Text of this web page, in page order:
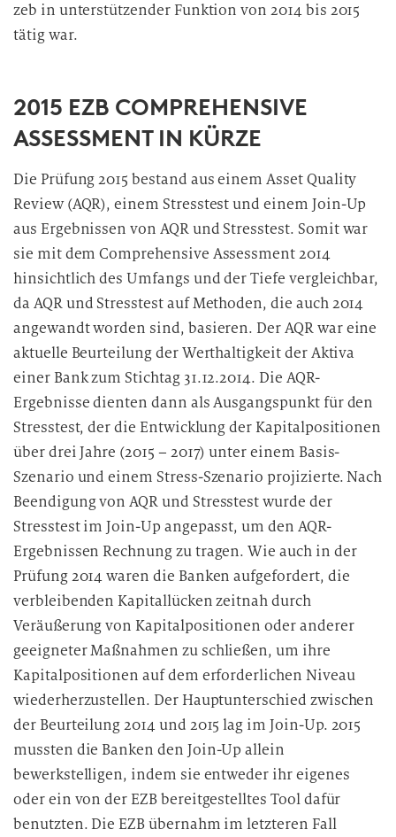
zeb in unterstützender Funktion von 2014 bis 2015
tätig war.
2015 EZB COMPREHENSIVE
ASSESSMENT IN KÜRZE
Die Prüfung 2015 bestand aus einem Asset Quality
Review (AQR), einem Stresstest und einem Join-Up
aus Ergebnissen von AQR und Stresstest. Somit war
sie mit dem Comprehensive Assessment 2014
hinsichtlich des Umfangs und der Tiefe vergleichbar,
da AQR und Stresstest auf Methoden, die auch 2014
angewandt worden sind, basieren. Der AQR war eine
aktuelle Beurteilung der Werthaltigkeit der Aktiva
einer Bank zum Stichtag 31.12.2014. Die AQR-
Ergebnisse dienten dann als Ausgangspunkt für den
Stresstest, der die Entwicklung der Kapitalpositionen
über drei Jahre (2015 – 2017) unter einem Basis-
Szenario und einem Stress-Szenario projizierte. Nach
Beendigung von AQR und Stresstest wurde der
Stresstest im Join-Up angepasst, um den AQR-
Ergebnissen Rechnung zu tragen. Wie auch in der
Prüfung 2014 waren die Banken aufgefordert, die
verbleibenden Kapitallücken zeitnah durch
Veräußerung von Kapitalpositionen oder anderer
geeigneter Maßnahmen zu schließen, um ihre
Kapitalpositionen auf dem erforderlichen Niveau
wiederherzustellen. Der Hauptunterschied zwischen
der Beurteilung 2014 und 2015 lag im Join-Up. 2015
mussten die Banken den Join-Up allein
bewerkstelligen, indem sie entweder ihr eigenes
oder ein von der EZB bereitgestelltes Tool dafür
benutzten. Die EZB übernahm im letzteren Fall